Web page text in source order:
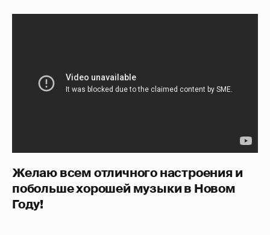
Желаю всем отличного настроения и
побольше хорошей музыки в Новом
Году!